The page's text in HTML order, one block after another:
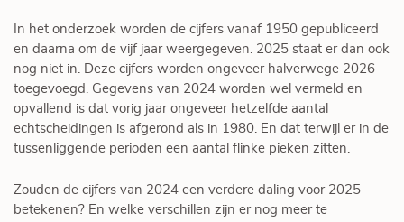
In het onderzoek worden de cijfers vanaf 1950 gepubliceerd
en daarna om de vijf jaar weergegeven. 2025 staat er dan ook
nog niet in. Deze cijfers worden ongeveer halverwege 2026
toegevoegd. Gegevens van 2024 worden wel vermeld en
opvallend is dat vorig jaar ongeveer hetzelfde aantal
echtscheidingen is afgerond als in 1980. En dat terwijl er in de
tussenliggende perioden een aantal flinke pieken zitten.
Zouden de cijfers van 2024 een verdere daling voor 2025
betekenen? En welke verschillen zijn er nog meer te